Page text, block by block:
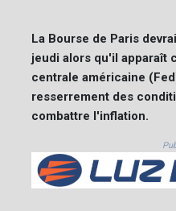
La Bourse de Paris
jeudi alors qu'il apparaît
centrale américaine
resserrement des
combattre l'inflation.